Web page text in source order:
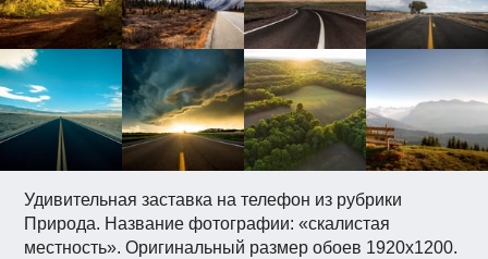
Удивительная заставка на телефон из рубрики
Природа. Название фотографии: «скалистая
местность». Оригинальный размер обоев 1920x1200.